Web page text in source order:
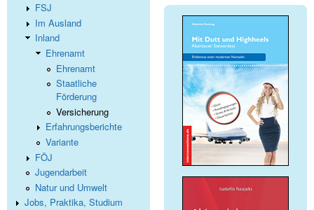
FSJ
Im Ausland
Inland
Ehrenamt
Ehrenamt
Staatliche
Förderung
Versicherung
Erfahrungsberichte
Variante
FÖJ
Jugendarbeit
Natur und Umwelt
Jobs, Praktika, Studium